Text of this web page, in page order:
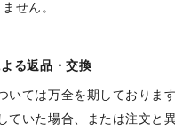
せん。
る返品・交換
いては万全を期しておりま
ていた場合、または注文と